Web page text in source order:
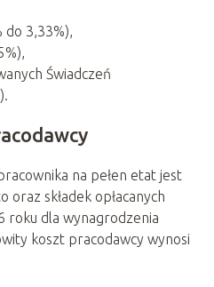
do 3,33%),
Świadczeń
na pełen etat jest
składek opłacanych
roku dla wynagrodzenia
koszt pracodawcy wynosi